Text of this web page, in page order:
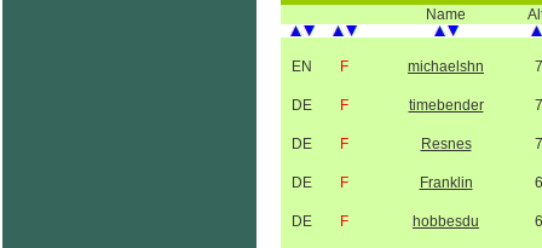
Name
EN F michaelshn
DE F timebender
DE F Resnes
DE F Franklin
DE F hobbesdu